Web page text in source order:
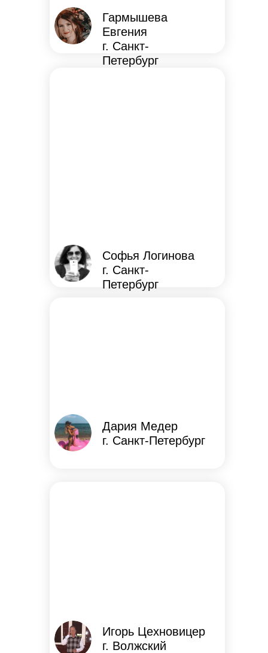
Гармышева
Евгения
г. Санкт-
Петербург
Софья Логинова
г. Санкт-
Петербург
Дария Медер
г. Санкт-Петербург
Игорь Цехновицер
г. Волжский